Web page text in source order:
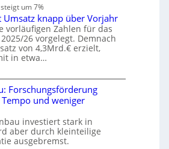
um 7%
knapp über Vorjahr
vorläufigen Zahlen für das
26 vorgelegt. Demnach
von 4,3Mrd.€ erzielt,
in etwa…
Forschungsförderung
und weniger
investiert stark in
aber durch kleinteilige
ausgebremst.